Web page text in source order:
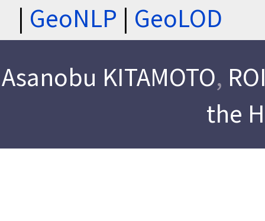
| GeoNLP | GeoLOD
Asanobu KITAMOTO,
the